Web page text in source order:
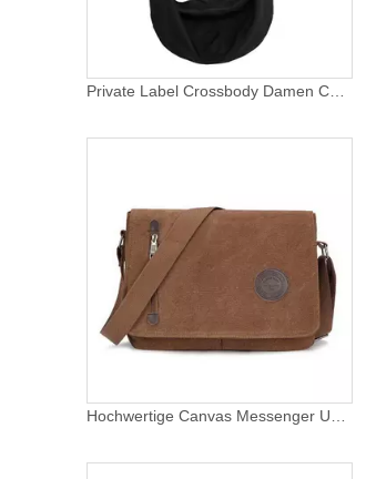
Private Label Crossbody Damen Chest Sling Bag Nylon Crossbody Bag Wasserdichte Umhängetasche mit verstellbarem Riemen
Hochwertige Canvas Messenger Umhängetasche Großhandel Designer Baumwoll-Schultertaschen für Männer und Frauen